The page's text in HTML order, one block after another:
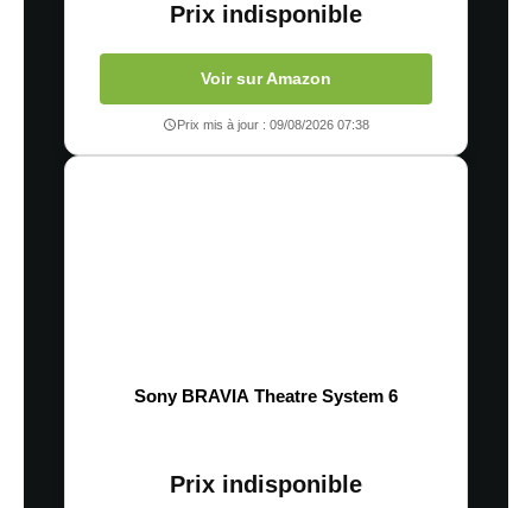
Prix indisponible
Voir sur Amazon
Prix mis à jour : 09/08/2026 07:38
Sony BRAVIA Theatre System 6
Prix indisponible